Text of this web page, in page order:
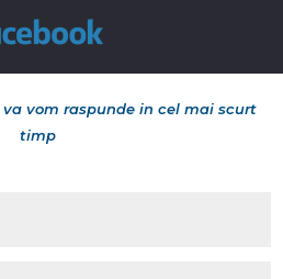
vom raspunde in cel mai scurt
timp